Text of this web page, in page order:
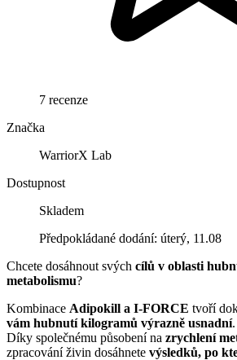
7 recenze
Značka
WarriorX Lab
Dostupnost
Skladem
Předpokládané dodání: úterý, 11.08
Chcete dosáhnout svých cílů v oblasti
metabolismu?
Kombinace Adipokill a I-FORCE tvoří
vám hubnutí kilogramů výrazně usnadní.
Díky společnému působení na zrychlení
zpracování živin dosáhnete výsledků, po